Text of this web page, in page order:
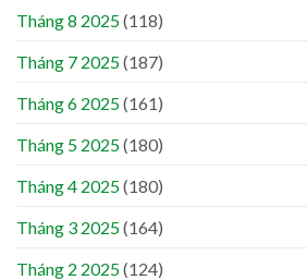
Tháng 8 2025(118)
Tháng 7 2025(187)
Tháng 6 2025(161)
Tháng 5 2025(180)
Tháng 4 2025(180)
Tháng 3 2025(164)
Tháng 2 2025(124)